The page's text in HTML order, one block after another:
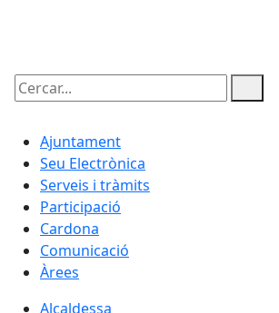
Cercar:
Ajuntament
Seu Electrònica
Serveis i tràmits
Participació
Cardona
Comunicació
Àrees
Alcaldessa